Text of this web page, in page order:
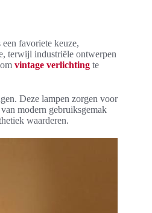
favoriete keuze,
terwijl industriële ontwerpen
vintage verlichting te
Deze lampen zorgen voor
modern gebruiksgemak
waarderen.